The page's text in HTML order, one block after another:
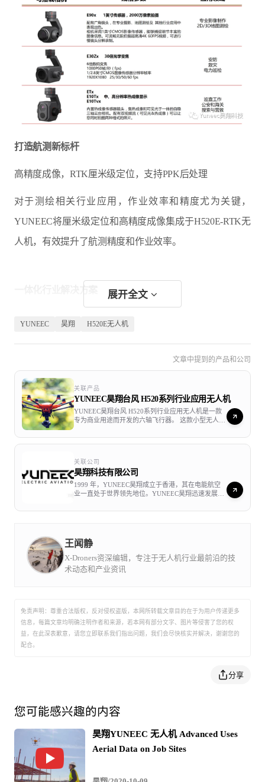
打造航测新标杆
高精度成像，RTK厘米级定位，支持PPK后处理
对于测绘相关行业应用，作业效率和精度尤为关键，
YUNEEC将厘米级定位和高精度成像集成于H520E-RTK无
人机，有效提升了航测精度和作业效率。
数据与信息呈现更清晰
将飞行参数、飞行航线、地图、载荷状态等多种信息整合
至同一界面，数据精确记录和实时呈现，支持多场景下作
（E90x/E30Zx/ETx/E10Tx/E10Tvx等）， 使得H520E和
H520E-RTK成为多功能多用途飞行平台，大幅拓展无人机
安全飞行、超远控距
用全新的图传技术，提供更远的控制距离。
自动巡检
展开全文
YUNEEC 昊翔 H520E无人机
文章中提到的产品和公司
关联产品
YUNEEC昊翔台风 H520系列行业应用无人机
YUNEEC昊翔台风 H520系列行业应用无人机是一款
专为商业用途而开发的六轴飞行器。 这款小型无人机
时解决方案，H520可以用于检测、执法、建筑施工、
测绘领域，同时还可以为电影拍摄提供理想的飞行平
关联公司
昊翔科技有限公司
1999 年，YUNEEC昊翔成立于香港，其在电能航空
业一直处于世界领先地位。YUNEEC昊翔迅速发展至
昊翔第一款到手即飞无人机台风Q500研发成功。
王闻静
X-Droners资深编辑，专注于无人机行业最前沿的技
术动态和产业资讯
免责声明：尊重合法版权，反对侵权盗版，本网所转载文章目的在于为用户传递更多
信息，每篇文章均明确注明作者和来源，若本网有部分文字、图片等侵害了您的权
益，在此深表歉意，请您立即联系我们指出问题，我们会尽快核实并解决，谢谢您的
配合。
分享
您可能感兴趣的内容
昊翔YUNEEC 无人机 Advanced Uses
Aerial Data on Job Sites